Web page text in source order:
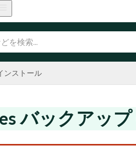
ンストール
バックアッ